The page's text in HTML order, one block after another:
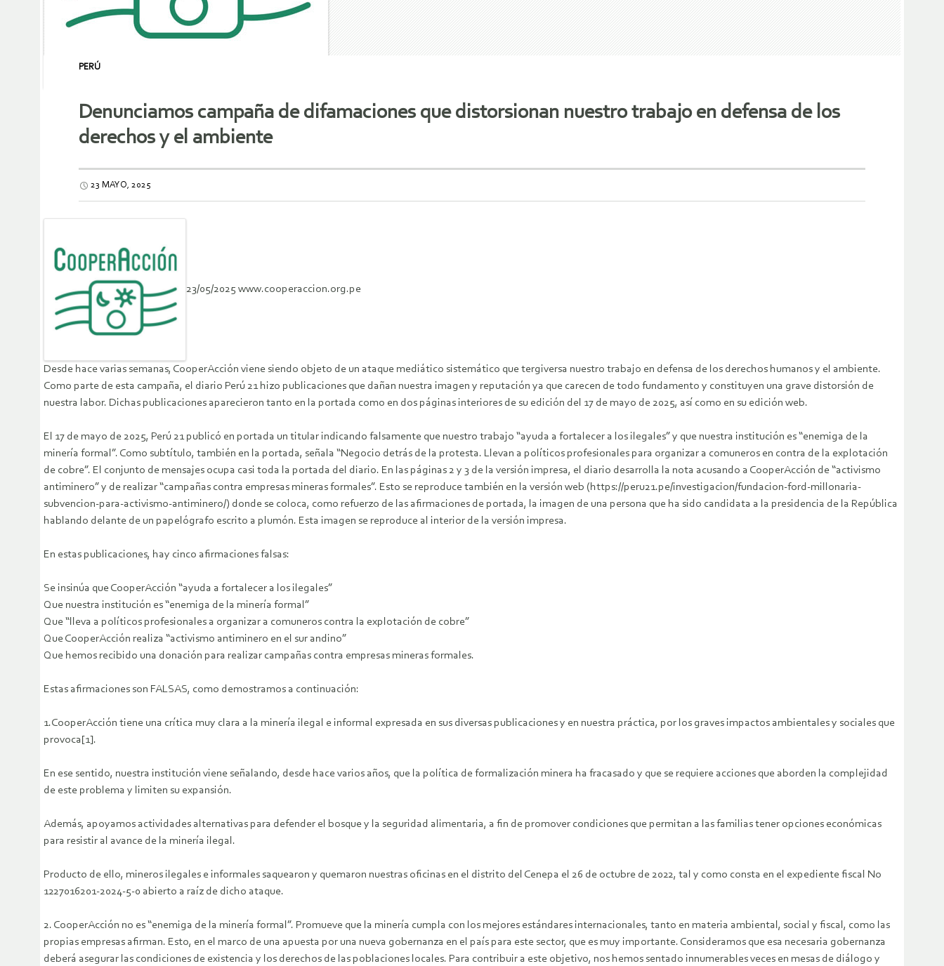
PERÚ
Denunciamos campaña de difamaciones que distorsionan nuestro trabajo en defensa de los
derechos y el ambiente
23 MAYO, 2025
23/05/2025 www.cooperaccion.org.pe
Desde hace varias semanas, CooperAcción viene siendo objeto de un ataque mediático sistemático que tergiversa nuestro trabajo en defensa de los derechos humanos y el ambiente.
Como parte de esta campaña, el diario Perú 21 hizo publicaciones que dañan nuestra imagen y reputación ya que carecen de todo fundamento y constituyen una grave distorsión de
nuestra labor. Dichas publicaciones aparecieron tanto en la portada como en dos páginas interiores de su edición del 17 de mayo de 2025, así como en su edición web.
El 17 de mayo de 2025, Perú 21 publicó en portada un titular indicando falsamente que nuestro trabajo “ayuda a fortalecer a los ilegales” y que nuestra institución es “enemiga de la
minería formal”. Como subtítulo, también en la portada, señala “Negocio detrás de la protesta. Llevan a políticos profesionales para organizar a comuneros en contra de la explotación
de cobre”. El conjunto de mensajes ocupa casi toda la portada del diario. En las páginas 2 y 3 de la versión impresa, el diario desarrolla la nota acusando a CooperAcción de “activismo
antiminero” y de realizar “campañas contra empresas mineras formales”. Esto se reproduce también en la versión web (https://peru21.pe/investigacion/fundacion-ford-millonaria-
subvencion-para-activismo-antiminero/) donde se coloca, como refuerzo de las afirmaciones de portada, la imagen de una persona que ha sido candidata a la presidencia de la República
hablando delante de un papelógrafo escrito a plumón. Esta imagen se reproduce al interior de la versión impresa.
En estas publicaciones, hay cinco afirmaciones falsas:
Se insinúa que CooperAcción “ayuda a fortalecer a los ilegales”
Que nuestra institución es “enemiga de la minería formal”
Que “lleva a políticos profesionales a organizar a comuneros contra la explotación de cobre”
Que CooperAcción realiza “activismo antiminero en el sur andino”
Que hemos recibido una donación para realizar campañas contra empresas mineras formales.
Estas afirmaciones son FALSAS, como demostramos a continuación:
1.CooperAcción tiene una crítica muy clara a la minería ilegal e informal expresada en sus diversas publicaciones y en nuestra práctica, por los graves impactos ambientales y sociales que
provoca[1].
En ese sentido, nuestra institución viene señalando, desde hace varios años, que la política de formalización minera ha fracasado y que se requiere acciones que aborden la complejidad
de este problema y limiten su expansión.
Además, apoyamos actividades alternativas para defender el bosque y la seguridad alimentaria, a fin de promover condiciones que permitan a las familias tener opciones económicas
para resistir al avance de la minería ilegal.
Producto de ello, mineros ilegales e informales saquearon y quemaron nuestras oficinas en el distrito del Cenepa el 26 de octubre de 2022, tal y como consta en el expediente fiscal No
1227016201-2024-5-0 abierto a raíz de dicho ataque.
2. CooperAcción no es “enemiga de la minería formal”. Promueve que la minería cumpla con los mejores estándares internacionales, tanto en materia ambiental, social y fiscal, como las
propias empresas afirman. Esto, en el marco de una apuesta por una nueva gobernanza en el país para este sector, que es muy importante. Consideramos que esa necesaria gobernanza
deberá asegurar las condiciones de existencia y los derechos de las poblaciones locales. Para contribuir a este objetivo, nos hemos sentado innumerables veces en mesas de diálogo y